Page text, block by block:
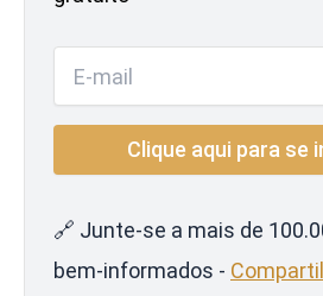
🔗 Junte-se a mais de
bem-informados -